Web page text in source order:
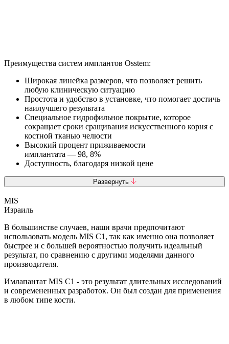
Преимущества систем имплантов Osstem:
Широкая линейка размеров, что позволяет решить
любую клиническую ситуацию
Простота и удобство в установке, что помогает достичь
наилучшего результата
Специальное гидрофильное покрытие, которое
сокращает сроки сращивания искусственного корня с
костной тканью челюсти
Высокий процент приживаемости
имплантата — 98, 8%
Доступность, благодаря низкой цене
Развернуть
MIS
Израиль
В большинстве случаев, наши врачи предпочитают
использовать модель MIS C1, так как именно она позволяет
быстрее и с большей вероятностью получить идеальный
результат, по сравнению с другими моделями данного
производителя.
Имлапантат MIS C1 - это результат длительных исследований
и современенных разработок. Он был создан для применения
в любом типе кости.